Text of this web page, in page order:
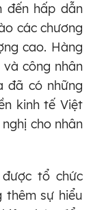
đến hấp dẫn
các chương
cao. Hàng
công nhân
đã có những
kinh tế Việt
cho nhân
tổ chức
thêm sự hiểu